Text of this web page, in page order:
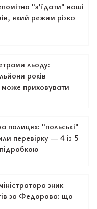
"з’їдати" ваші
який режим різко
льоду:
років
може приховувати
"польські"
перевірку — 4 із 5
зник
за Федорова: що